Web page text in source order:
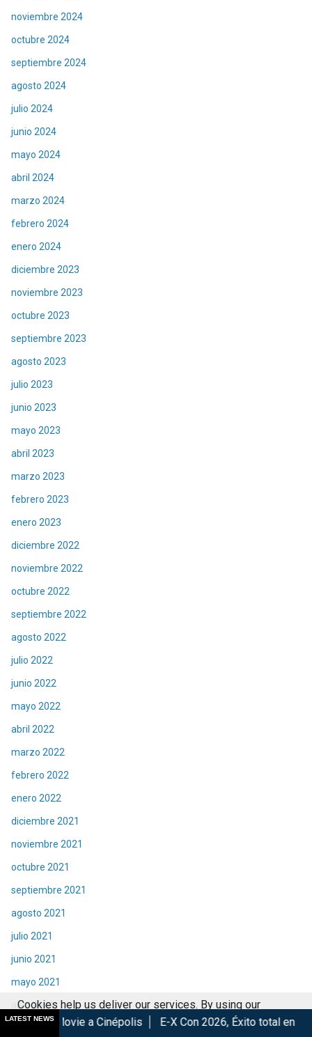
noviembre 2024
octubre 2024
septiembre 2024
agosto 2024
julio 2024
junio 2024
mayo 2024
abril 2024
marzo 2024
febrero 2024
enero 2024
diciembre 2023
noviembre 2023
octubre 2023
septiembre 2023
agosto 2023
julio 2023
junio 2023
mayo 2023
abril 2023
marzo 2023
febrero 2023
enero 2023
diciembre 2022
noviembre 2022
octubre 2022
septiembre 2022
agosto 2022
julio 2022
junio 2022
mayo 2022
abril 2022
marzo 2022
febrero 2022
enero 2022
diciembre 2021
noviembre 2021
octubre 2021
septiembre 2021
agosto 2021
julio 2021
junio 2021
mayo 2021
abril 2021
marzo 2021
LATEST NEWS
Cinépolis E-X Con 2026, Éxito total en la convención.
Cookies help us deliver our services. By using our
services, you agree to our use of cookies.
Got it